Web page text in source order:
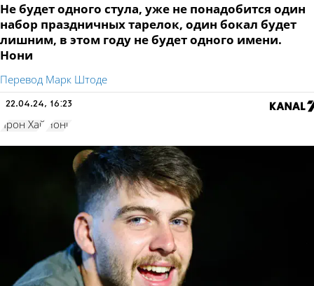
Не будет одного стула, уже не понадобится один
набор праздничных тарелок, один бокал будет
лишним, в этом году не будет одного имени.
Нони
Перевод Марк Штоде
22.04.24, 16:23
Ярон Хай Нони